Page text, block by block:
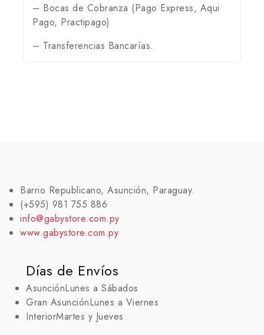
– Bocas de Cobranza (Pago Express, Aqui
Pago, Practipago)
– Transferencias Bancarías.
Barrio Republicano, Asunción, Paraguay.
(+595) 981 755 886
info@gabystore.com.py
www.gabystore.com.py
Días de Envíos
AsunciónLunes a Sábados
Gran AsunciónLunes a Viernes
InteriorMartes y Jueves